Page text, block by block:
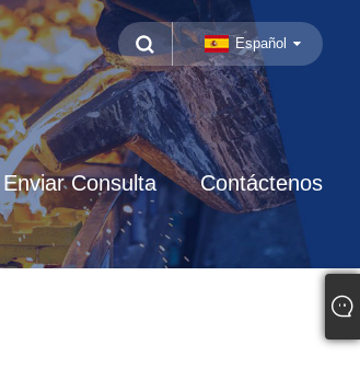
Español
Enviar Consulta Contáctenos